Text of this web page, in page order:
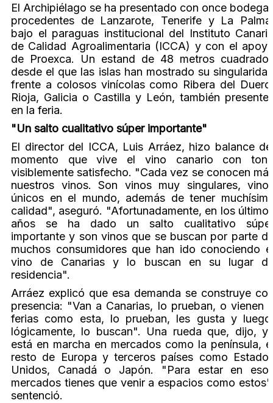
El Archipiélago se ha presentado con once
procedentes de Lanzarote, Tenerife y La
bajo el paraguas institucional del Instituto
de Calidad Agroalimentaria (ICCA) y con el
de Proexca. Un estand de 48 metros
desde el que las islas han mostrado su
frente a colosos vinícolas como Ribera del
Rioja, Galicia o Castilla y León, también
en la feria.
"Un salto cualitativo súper importante"
El director del ICCA, Luis Arráez, hizo balance
momento que vive el vino canario con
visiblemente satisfecho. "Cada vez se conocen
nuestros vinos. Son vinos muy singulares,
únicos en el mundo, además de tener
calidad", aseguró. "Afortunadamente, en los
años se ha dado un salto cualitativo
importante y son vinos que se buscan por parte
muchos consumidores que han ido conociendo
vino de Canarias y lo buscan en su lugar
residencia".
Arráez explicó que esa demanda se construye
presencia: "Van a Canarias, lo prueban, o vienen
ferias como esta, lo prueban, les gusta y
lógicamente, lo buscan". Una rueda que, dijo,
está en marcha en mercados como la península,
resto de Europa y terceros países como
Unidos, Canadá o Japón. "Para estar en
mercados tienes que venir a espacios como
sentenció.